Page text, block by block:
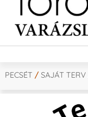
PECSÉT / SAJÁT TERV